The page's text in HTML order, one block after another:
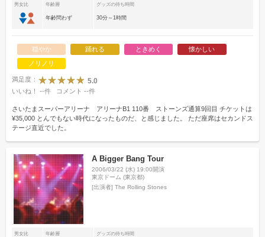
男女比 年齢層 グッズの待ち時間
年齢問わず 30分～1時間
穏やか 踊れる ときめく
懐かしい
ノリノリ
満足度： 5.0
いいね！ --件 コメント --件
さいたまスーパーアリーナ アリーナB1 110番 ストーンズ通算9回目 チケットは
¥35,000 とんでもない時代になったものだ、と感じました。 ただ座席はセカンドス
テージ直近でした。
A Bigger Bang Tour
2006/03/22 (水) 19:00開演
東京ドーム (東京都)
[出演者]The Rolling Stones
男女比 年齢層 グッズの待ち時間